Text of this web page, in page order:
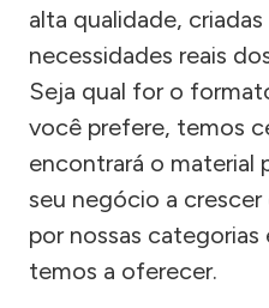
alta qualidade,
necessidades reais
Seja qual for o
você prefere, temos
encontrará o material
seu negócio a crescer
por nossas
temos a oferecer.